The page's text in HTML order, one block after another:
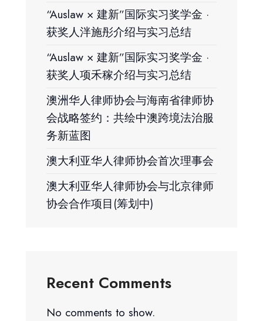
“Auslaw × 建新”国际实习奖学金 ·
获奖人泮施彤介绍与实习总结
“Auslaw × 建新”国际实习奖学金 ·
获奖人项禾稼介绍与实习总结
澳洲华人律师协会与海南省律师协
会战略签约：共绘中澳跨境法治服
务新蓝图
澳大利亚华人律师协会首次理事会
澳大利亚华人律师协会与北京律师
协会合作项目(筹划中)
Recent Comments
No comments to show.